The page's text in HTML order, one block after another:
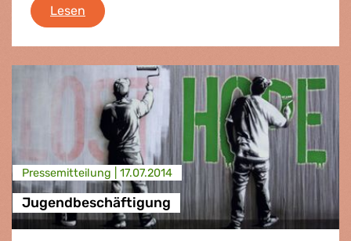
Lesen Kohäsionsbericht der Kommission
Presse­mitteilung | 17.07.2014
Jugendbeschäftigung